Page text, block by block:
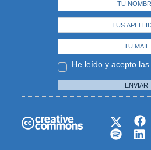
He leído y acepto las
ENVIAR